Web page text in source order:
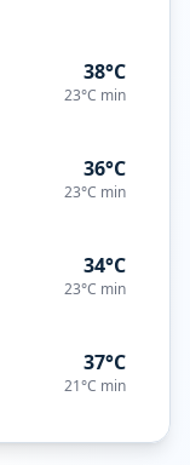
38°C
23°C min
36°C
23°C min
34°C
23°C min
37°C
21°C min